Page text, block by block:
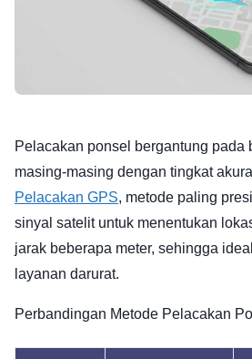
Pelacakan ponsel bergantung pada
masing-masing dengan tingkat
Pelacakan GPS, metode paling
sinyal satelit untuk menentukan
jarak beberapa meter, sehingga
layanan darurat.
Perbandingan Metode Pelacakan